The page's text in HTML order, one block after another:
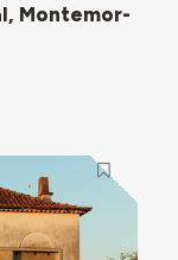
Montemor-